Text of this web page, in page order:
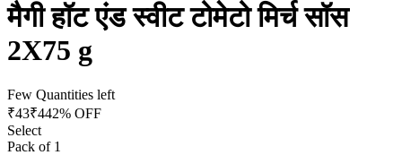
मैगी हॉट एंड स्वीट टोमेटो मिर्च सॉस
2X75 g
Few Quantities left
₹43₹442% OFF
Select
Pack of 1